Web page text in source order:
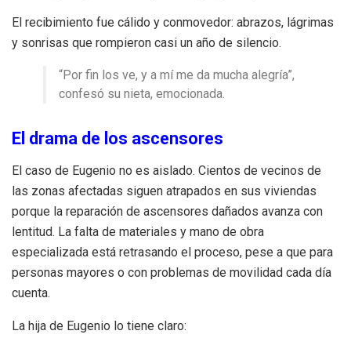
El recibimiento fue cálido y conmovedor: abrazos, lágrimas
y sonrisas que rompieron casi un año de silencio.
“Por fin los ve, y a mí me da mucha alegría”,
confesó su nieta, emocionada.
El drama de los ascensores
El caso de Eugenio no es aislado. Cientos de vecinos de
las zonas afectadas siguen atrapados en sus viviendas
porque la reparación de ascensores dañados avanza con
lentitud. La falta de materiales y mano de obra
especializada está retrasando el proceso, pese a que para
personas mayores o con problemas de movilidad cada día
cuenta.
La hija de Eugenio lo tiene claro: